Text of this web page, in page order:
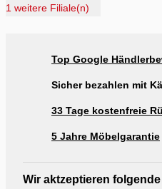
Ausstellung Rogg Discount
Ausstellung Möbel Rogg
1 weitere Filiale(n)
Top Google
Sicher bezahlen mit
33 Tage kostenfreie
5 Jahre Möbelgarantie
Wir aktzeptieren